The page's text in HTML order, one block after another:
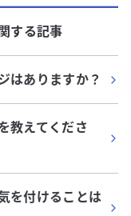
する記事
はありますか？
教えてくださ
を付けることは